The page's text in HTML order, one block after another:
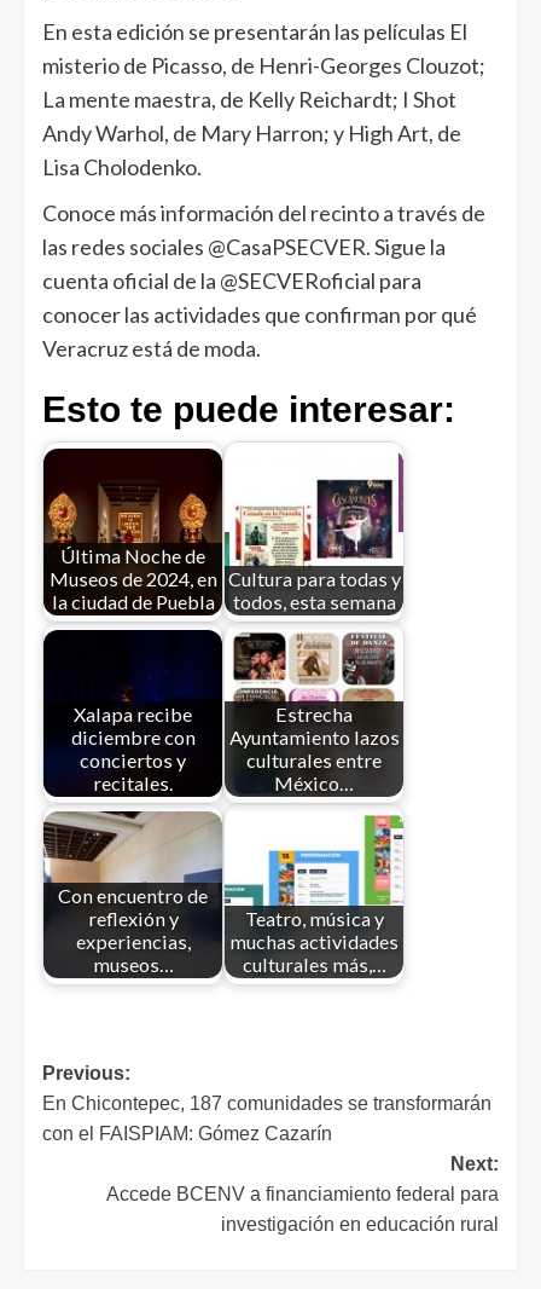
En esta edición se presentarán las películas El
misterio de Picasso, de Henri-Georges Clouzot;
La mente maestra, de Kelly Reichardt; I Shot
Andy Warhol, de Mary Harron; y High Art, de
Lisa Cholodenko.
Conoce más información del recinto a través de
las redes sociales @CasaPSECVER. Sigue la
cuenta oficial de la @SECVERoficial para
conocer las actividades que confirman por qué
Veracruz está de moda.
Esto te puede interesar:
Última Noche de
Museos de 2024, en
la ciudad de Puebla
Cultura para todas y
todos, esta semana
Xalapa recibe
diciembre con
conciertos y
recitales.
Estrecha
Ayuntamiento lazos
culturales entre
México…
Con encuentro de
reflexión y
experiencias,
museos…
Teatro, música y
muchas actividades
culturales más,…
Previous:
En Chicontepec, 187 comunidades se transformarán
con el FAISPIAM: Gómez Cazarín
Next:
Accede BCENV a financiamiento federal para
investigación en educación rural